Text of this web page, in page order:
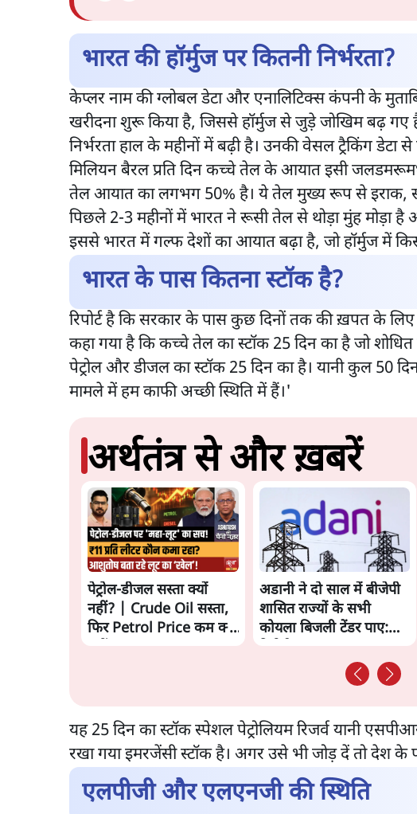
भारत की हॉर्मुज पर कितनी निर्भरता?
केप्लर नाम की ग्लोबल डेटा और एनालिटिक्स कंपनी के
खरीदना शुरू किया है, जिससे हॉर्मुज से जुड़े जोखिम बढ़ गए
निर्भरता हाल के महीनों में बढ़ी है। उनकी वेसल ट्रैकिंग
मिलियन बैरल प्रति दिन कच्चे तेल के आयात इसी
तेल आयात का लगभग 50% है। ये तेल मुख्य रूप से
पिछले 2-3 महीनों में भारत ने रूसी तेल से थोड़ा मुंह मोड़ा है
इससे भारत में गल्फ देशों का आयात बढ़ा है, जो हॉर्मुज में
भारत के पास कितना स्टॉक है?
रिपोर्ट है कि सरकार के पास कुछ दिनों तक की ख़पत के
कहा गया है कि कच्चे तेल का स्टॉक 25 दिन का है जो
पेट्रोल और डीजल का स्टॉक 25 दिन का है। यानी कुल 50
मामले में हम काफी अच्छी स्थिति में हैं।'
अर्थतंत्र से और ख़बरें
पेट्रोल-डीजल सस्ता क्यों
नहीं? | Crude Oil सस्ता,
फिर Petrol Price कम क्यों
अडानी ने दो साल में बीजेपी
शासित राज्यों के सभी
कोयला बिजली टेंडर पाए:
यह 25 दिन का स्टॉक स्पेशल पेट्रोलियम रिजर्व यानी
रखा गया इमरजेंसी स्टॉक है। अगर उसे भी जोड़ दें तो देश के
एलपीजी और एलएनजी की स्थिति